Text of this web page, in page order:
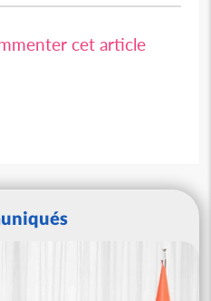
cet article